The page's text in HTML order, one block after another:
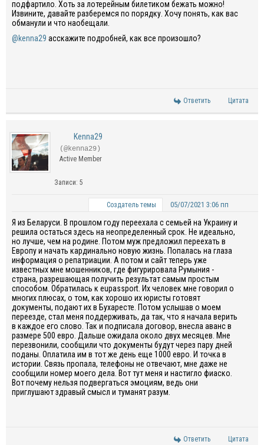
подфартило. Хоть за лотерейным билетиком бежать можно!
Извините, давайте разберемся по порядку. Хочу понять, как вас
обманули и что наобещали.
@kenna29 асскажите подробней, как все произошло?
Ответить Цитата
Kenna29
(@kenna29)
Active Member
Записи: 5
Создатель темы 05/07/2021 3:06 пп
Я из Беларуси. В прошлом году переехала с семьей на Украину и
решила остаться здесь на неопределенный срок. Не идеально,
но лучше, чем на родине. Потом муж предложил переехать в
Европу и начать кардинально новую жизнь. Попалась на глаза
информация о репатриации. А потом и сайт теперь уже
известных мне мошенников, где фигурировала Румыния -
страна, разрешающая получить результат самым простым
способом. Обратилась к eupassport. Их человек мне говорил о
многих плюсах, о том, как хорошо их юристы готовят
документы, подают их в Бухаресте. Потом услышав о моем
переезде, стал меня поддерживать, да так, что я начала верить
в каждое его слово. Так и подписала договор, внесла аванс в
размере 500 евро. Дальше ожидала около двух месяцев. Мне
перезвонили, сообщили что документы будут через пару дней
поданы. Оплатила им в тот же день еще 1000 евро. И точка в
истории. Связь пропала, телефоны не отвечают, мне даже не
сообщили номер моего дела. Вот тут меня и настигло фиаско.
Вот почему нельзя подвергаться эмоциям, ведь они
приглушают здравый смысл и туманят разум.
Ответить Цитата